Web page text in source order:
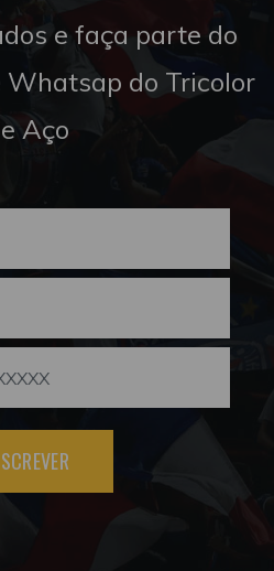
e faça parte do
Whatsap do Tricolor
Aço